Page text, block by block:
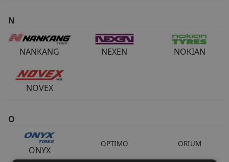
N
NANKANG NEXEN NOKIAN
NOVEX
O
ONYX
OPTIMO ORIUM